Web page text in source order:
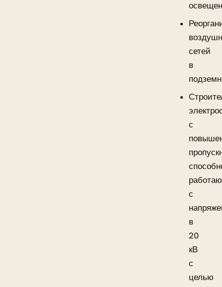
сетей
в
с
с
в
20
кВ
с
целью